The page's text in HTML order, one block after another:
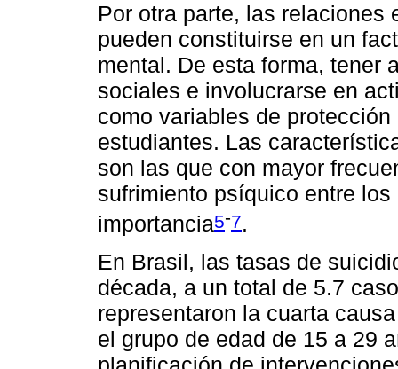
Por otra parte, las
pueden constituirse en un
mental. De esta forma, tener
sociales e involucrarse en
como variables de
estudiantes. Las
son las que con mayor
sufrimiento psíquico entre
importancia5-7.
En Brasil, las tasas de
década, a un total de 5.7
representaron la cuarta
el grupo de edad de 15 a 29